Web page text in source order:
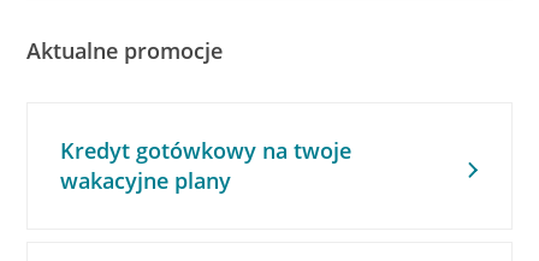
Aktualne promocje
Kredyt gotówkowy na twoje
wakacyjne plany